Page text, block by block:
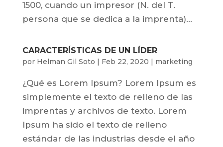
1500, cuando un impresor (N. del T.
persona que se dedica a la imprenta)...
CARACTERÍSTICAS DE UN LÍDER
por Helman Gil Soto | Feb 22, 2020 | marketing
¿Qué es Lorem Ipsum? Lorem Ipsum es
simplemente el texto de relleno de las
imprentas y archivos de texto. Lorem
Ipsum ha sido el texto de relleno
estándar de las industrias desde el año